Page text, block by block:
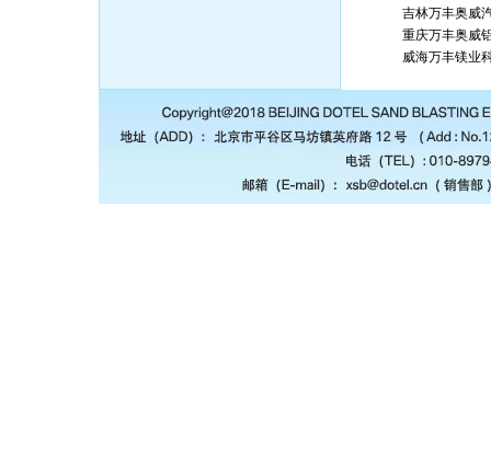
吉林万丰奥威汽
重庆万丰奥威铝
威海万丰镁业科